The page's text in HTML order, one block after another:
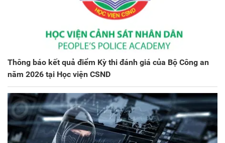
Thông báo kết quả điểm Kỳ thi đánh giá của Bộ Công an
năm 2026 tại Học viện CSND